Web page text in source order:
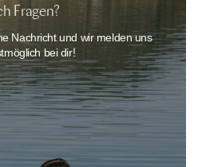
Fragen?
Nachricht und wir melden uns
bei dir!
aus. Wenn du unsicher bist,
bei der Auswahl der perfekten